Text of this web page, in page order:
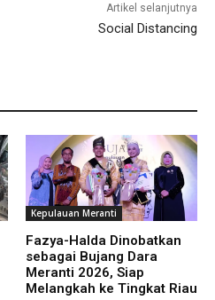
Artikel selanjutnya
Social Distancing
Kepulauan Meranti
Fazya-Halda Dinobatkan
sebagai Bujang Dara
Meranti 2026, Siap
Melangkah ke Tingkat Riau